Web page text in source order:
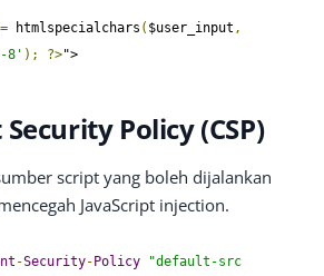
htmlspecialchars ( $user_input ,
8' ); ?>">
Policy (CSP)
script yang boleh dijalankan
JavaScript injection.
-Security-Policy
"default-src